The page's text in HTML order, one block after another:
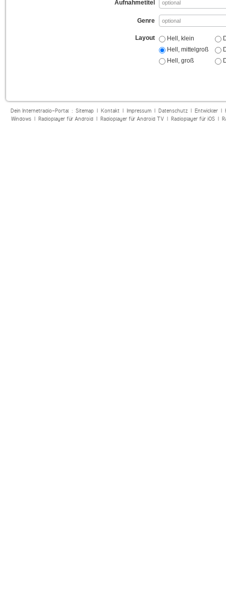
Aufnahmetitel
Genre
Layout
Hell, klein
Hell, mittelgroß
Hell, groß
Dein Internetradio-Portal : Sitemap| Kontakt| Impressum| Datenschutz| Entwickler|
Windows| Radioplayer für Android| Radioplayer für Android TV| Radioplayer für iOS|